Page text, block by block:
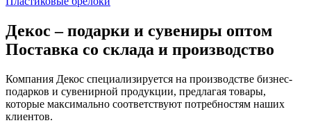
Декос – подарки и сувениры оптом
Поставка со склада и производство
Компания Декос специализируется на производстве бизнес-
подарков и сувенирной продукции, предлагая товары,
которые максимально соответствуют потребностям наших
клиентов.